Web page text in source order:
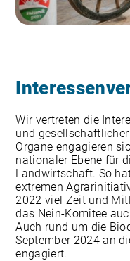
Wir vertreten die
und
Organe engagieren
nationaler Ebene für
Landwirtschaft. So
extremen
2022 viel Zeit und
das Nein-Komitee
Auch rund um die
September 2024 an
engagiert.